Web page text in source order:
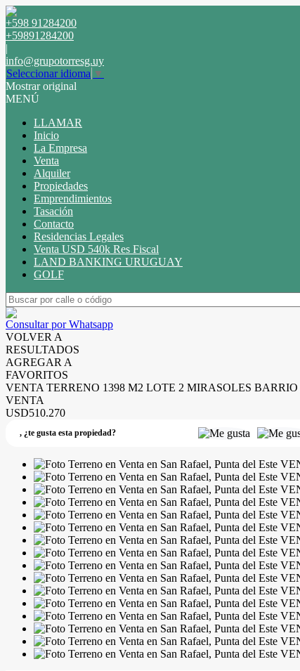
+598 91284200
+59891284200
|
info@grupotorresg.uy
Seleccionar idioma ▼
Mostrar original
MENÚ
LLAMAR
Inicio
La Empresa
Venta
Alquiler
Propiedades
Emprendimientos
Tasación
Contacto
Residencias Legales
Venta USD 540k Res Fiscal
LAND BANKING URUGUAY
GOLF
Consultar por Whatsapp
VOLVER A
RESULTADOS
AGREGAR A
FAVORITOS
VENTA TERRENO 1398 M2 LOTE 2 MIRASOLES
VENTA
USD510.270
, ¿te gusta esta propiedad?